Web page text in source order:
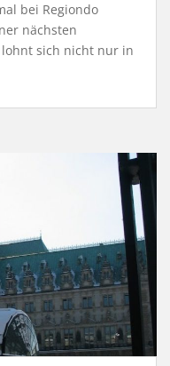
bei Regiondo
nächsten
sich nicht nur in